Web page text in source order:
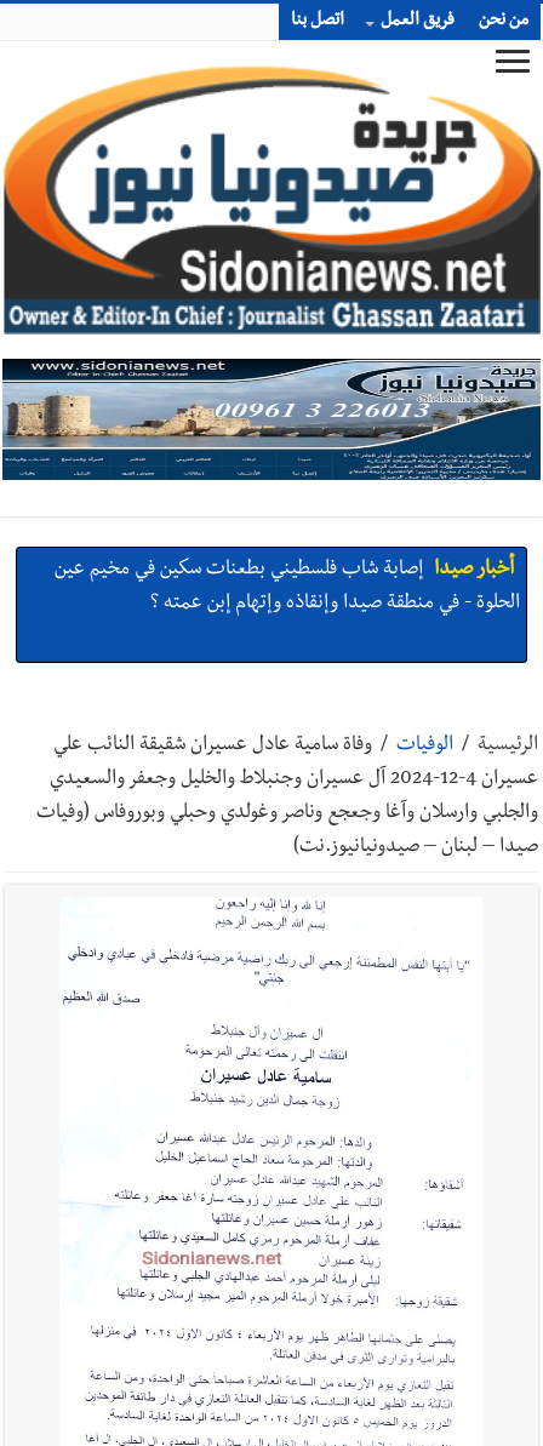
من نحن فريق العمل اتصل بنا
أخبار صيدا إصابة شاب فلسطيني بطعنات سكين في مخيم عين
الحلوة - في منطقة صيدا وإنقاذه وإتهام إبن عمته ؟
والجنوب هو عزة وكرامة لبنان
أخبار صيدا
المهندس محمد زهير السعودي يستقبل المختارين
بعاصيري والبيلاني
مقدمات نشرات الأخبار المسائية في لبنان ليوم السبت
خرق إسرائيلي في زوطر الغربية وساتر ترابي قبالة آخر
روابط القطاع العام : إضراب الاثنين احتجاجا على
تقسيط المفعول الرجعي
خلفيات توقيف السفير الفلسطيني السابق أشرف دبور:
تداخل السياسة بالقضاء ولبنان قد يسلّمه إلى السلطة
أخبار لبنان حراك ديبلوماسي للتجديد لـ اليونيفيل .. مسؤول غربي
يُحذّر من الفراغ !
الرئيسية / الوفيات / وفاة سامية عادل عسيران شقيقة النائب علي
عسيران 4-12-2024 آل عسيران وجنبلاط والخليل وجعفر والسعيدي
والجلبي وارسلان وآغا وجعجع وناصر وغولدي وحبلي وبوروفاس (وفيات
صيدا – لبنان – صيدونيانيوز.نت)